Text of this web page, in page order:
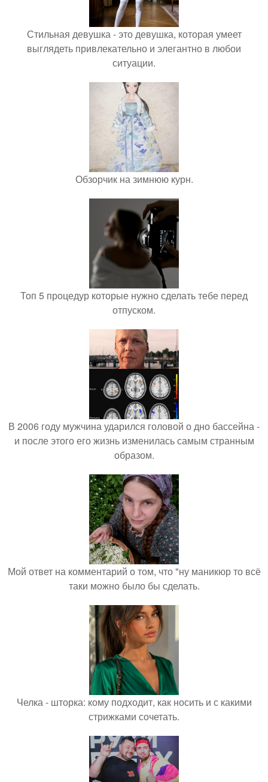
Стильная девушка - это девушка, которая умеет
выглядеть привлекательно и элегантно в любои
ситуации.
Обзорчик на зимнюю курн.
Топ 5 процедур которые нужно сделать тебе перед
отпуском.
В 2006 году мужчина ударился головой о дно бассейна -
и после этого его жизнь изменилась самым странным
образом.
Мой ответ на комментарий о том, что "ну маникюр то всё
таки можно было бы сделать.
Челка - шторка: кому подходит, как носить и с какими
стрижками сочетать.